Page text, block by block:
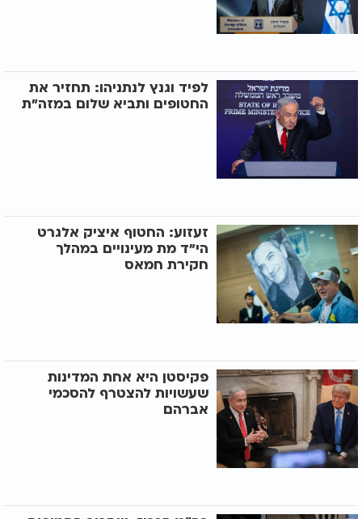
לפיד וגנץ לנתניהו: תחזיר את
החטופים ותביא שלום במזה"ת
זעזוע: החטוף איציק אלגרט
הי"ד מת מעינויים במהלך
חקירת חמאס
פקיסטן היא אחת המדינות
שעשויות להצטרף להסכמי
אברהם